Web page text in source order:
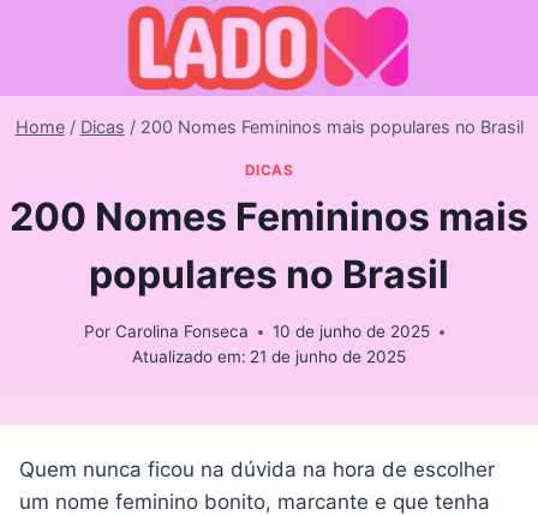
Home / Dicas / 200 Nomes Femininos mais populares no Brasil
DICAS
200 Nomes Femininos mais
populares no Brasil
Por Carolina Fonseca
10 de junho de 2025
Atualizado em: 21 de junho de 2025
Quem nunca ficou na dúvida na hora de escolher
um nome feminino bonito, marcante e que tenha